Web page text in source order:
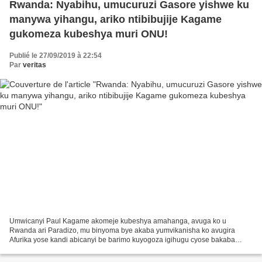
Rwanda: Nyabihu, umucuruzi Gasore yishwe ku
manywa yihangu, ariko ntibibujije Kagame
gukomeza kubeshya muri ONU!
Publié le 27/09/2019 à 22:54
Par veritas
Umwicanyi Paul Kagame akomeje kubeshya amahanga, avuga ko u
Rwanda ari Paradizo, mu binyoma bye akaba yumvikanisha ko avugira
Afurika yose kandi abicanyi be barimo kuyogoza igihugu cyose bakaba